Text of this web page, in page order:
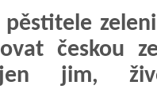
pěstitele
českou
jim,